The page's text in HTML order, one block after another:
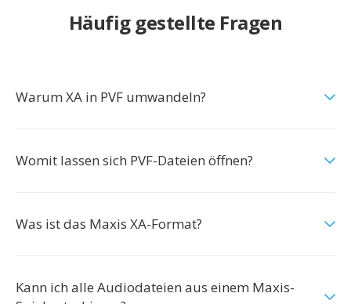
Häufig gestellte Fragen
Warum XA in PVF umwandeln?
Womit lassen sich PVF-Dateien öffnen?
Was ist das Maxis XA-Format?
Kann ich alle Audiodateien aus einem Maxis-